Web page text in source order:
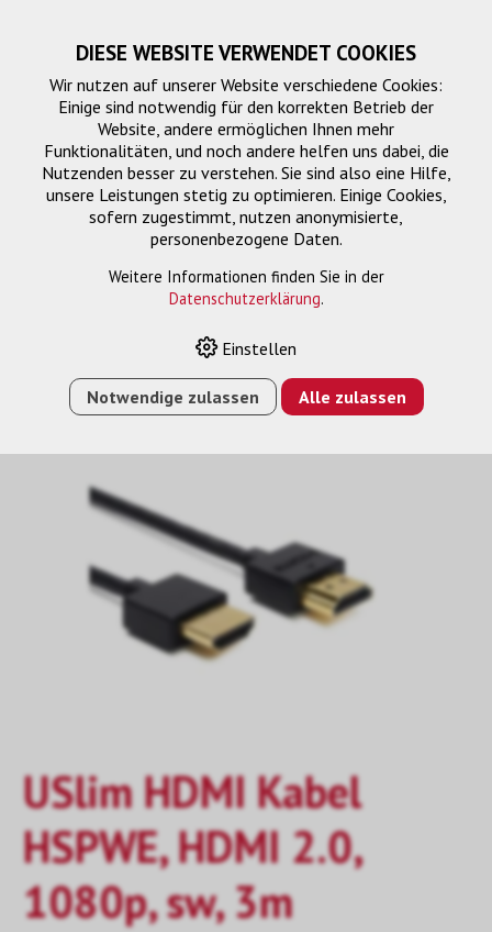
HDMI-HDMI
SIGNALMANAGEMENT
ANSCHLUSSKABEL › HDMI-HDMI › USLIM HDMI KABEL
HSPWE, HDMI 2.0, 1080P, SW, 3M
USlim HDMI Kabel
HSPWE, HDMI 2.0,
1080p, sw, 3m
DIESE WEBSITE VERWENDET COOKIES
Wir nutzen auf unserer Website verschiedene Cookies:
Einige sind notwendig für den korrekten Betrieb der
Website, andere ermöglichen Ihnen mehr
Funktionalitäten, und noch andere helfen uns dabei, die
Nutzenden besser zu verstehen. Sie sind also eine Hilfe,
unsere Leistungen stetig zu optimieren. Einige Cookies,
sofern zugestimmt, nutzen anonymisierte,
personenbezogene Daten.
Weitere Informationen finden Sie in der
Datenschutzerklärung.
Einstellen
Notwendige zulassen Alle zulassen